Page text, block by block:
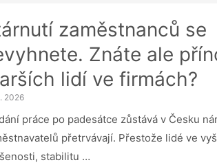
zaměstnanců se
Znáte ale
lidí ve firmách?
2026
práce po padesátce zůstává v Česku
přetrvávají. Přestože lidé ve
stabilitu …